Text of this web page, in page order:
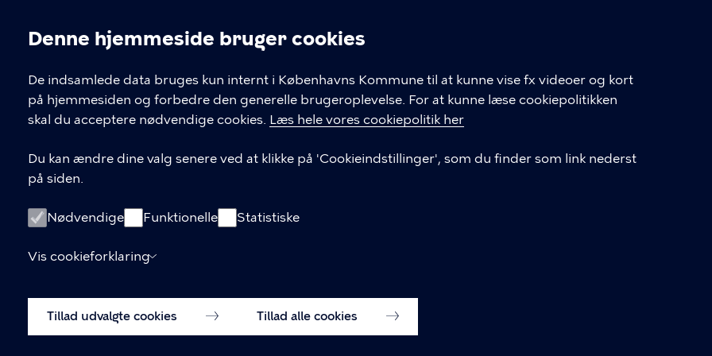
Cookieindstillinger
Denne hjemmeside bruger cookies
De indsamlede data bruges kun internt i Københavns Kommune til at kunne vise fx videoer og kort
på hjemmesiden og forbedre den generelle brugeroplevelse. For at kunne læse cookiepolitikken
skal du acceptere nødvendige cookies. Læs hele vores cookiepolitik her
Du kan ændre dine valg senere ved at klikke på 'Cookieindstillinger', som du finder som link nederst
på siden.
Nødvendige Funktionelle Statistiske
Vis cookieforklaring
Tillad udvalgte cookies Tillad alle cookies
Frivilligrådet
Rådssekretærer: Ask Bendixen Bennetzen
KONTAKT
Center for faglig Understøttelse og udvikling,
frivilligraadet@kk.dk
LINKS
Frivilligt socialt arbejde